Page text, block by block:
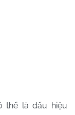
thể là dấu hiệu